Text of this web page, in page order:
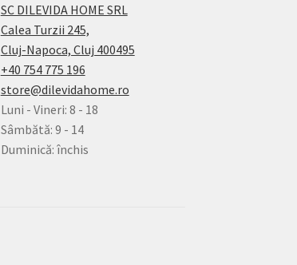
SC DILEVIDA HOME SRL
Calea Turzii 245,
Cluj-Napoca, Cluj 400495
+40 754 775 196
store@dilevidahome.ro
Luni - Vineri: 8 - 18
Sâmbătă: 9 - 14
Duminică: închis